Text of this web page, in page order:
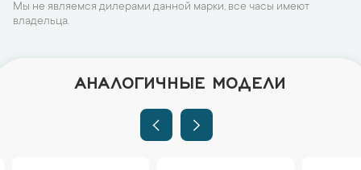
Мы не являемся дилерами данной марки, все часы имеют
владельца.
АНАЛОГИЧНЫЕ МОДЕЛИ